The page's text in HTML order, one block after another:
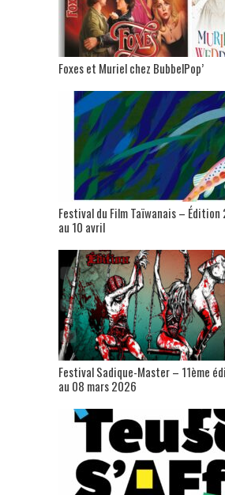
Foxes et Muriel chez BubbelPop’
Festival du Film Taïwanais –
au 10 avril
Festival Sadique-Master – 11ème
au 08 mars 2026